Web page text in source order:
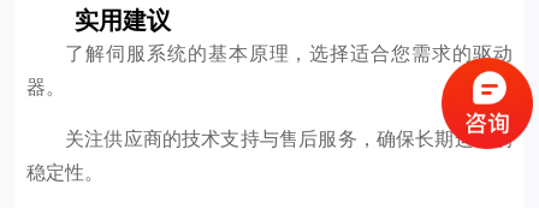
实用建议
了解伺服系统的基本原理，选择适合您需求的驱动
器。
关注供应商的技术支持与售后服务，确保长期运行的
稳定性。